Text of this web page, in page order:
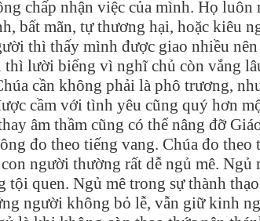
chấp nhận việc của mình. Họ luôn
bất mãn, tự thương hại, hoặc kiêu
thì thấy mình được giao nhiều
lười biếng vì nghĩ chủ còn vắng
cần không phải là phô trương,
cầm với tình yêu cũng quý hơn
âm thầm cũng có thể nâng đỡ
đo theo tiếng vang. Chúa đo theo
người thường rất dễ ngủ mê. Ngủ
quen. Ngủ mê trong sự thành
người không bỏ lễ, vẫn giữ kinh